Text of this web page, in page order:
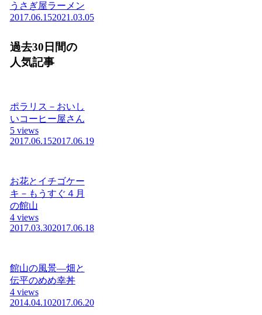
うさぎ屋ラーメン
2017.06.152021.03.05
過去30日間の
人気記事
ポラリス－おいし
いコーヒー屋さん
5 views
2017.06.152017.06.19
お花とイチゴケー
キ－もうすぐ４月
の館山
4 views
2017.03.302017.06.18
館山の風景―畑と
伝平のめめ幸丼
4 views
2014.04.102017.06.20